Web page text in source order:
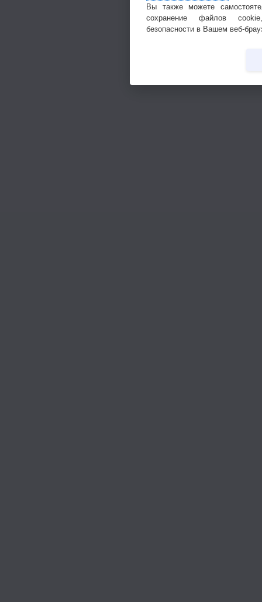
Вы также можете
сохранение файлов
безопасности в Вашем веб-